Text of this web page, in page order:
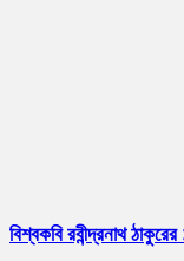
বিশ্বকবি রবীন্দ্রনাথ